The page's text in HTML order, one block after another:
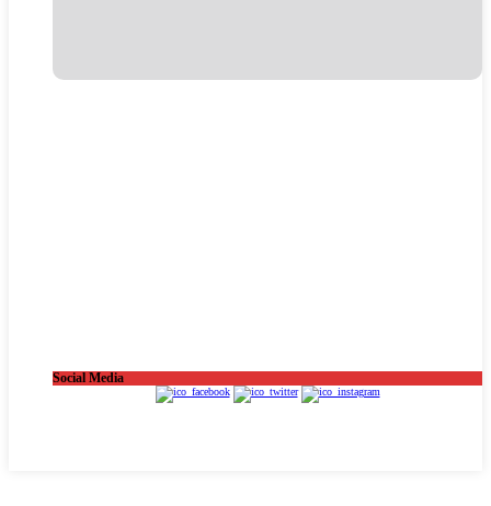
Social Media